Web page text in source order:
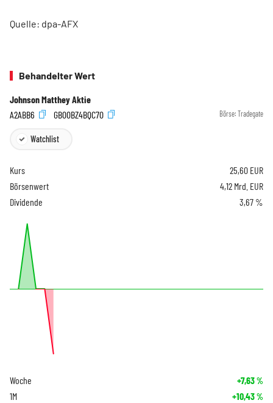
Quelle: dpa-AFX
Behandelter Wert
Johnson Matthey Aktie
A2ABB6
GB00BZ4BQC70 Börse: Tradegate
Watchlist
Kurs 25,60 EUR
Börsenwert
4,12 Mrd. EUR
Dividende
3,67 %
Woche +7,63%
1M +10,43%